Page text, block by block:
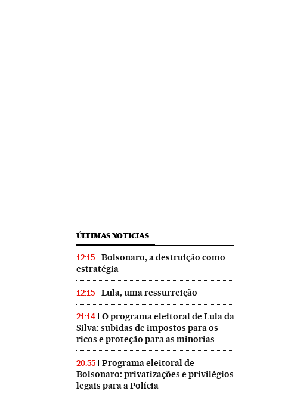
ÚLTIMAS NOTICIAS
12:15
Bolsonaro, a destruição como
estratégia
12:15 Lula, uma ressurreição
21:14
O programa eleitoral de Lula da
Silva: subidas de impostos para os
ricos e proteção para as minorias
20:55
Programa eleitoral de
Bolsonaro: privatizações e privilégios
legais para a Polícia